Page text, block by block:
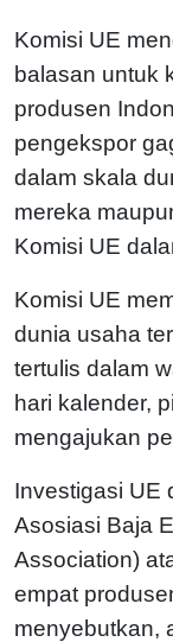
Komisi UE
balasan untuk
produsen
pengekspor
dalam skala
mereka
Komisi UE
Komisi UE
dunia usaha
tertulis dalam
hari kalender,
mengajukan
Investigasi UE
Asosiasi Baja
Association)
empat
menyebutkan,